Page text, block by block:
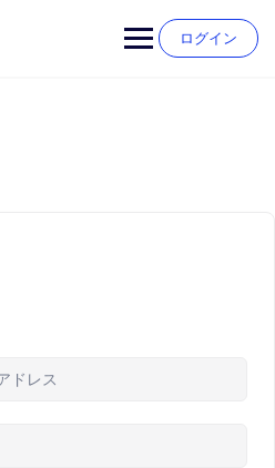
ログイン